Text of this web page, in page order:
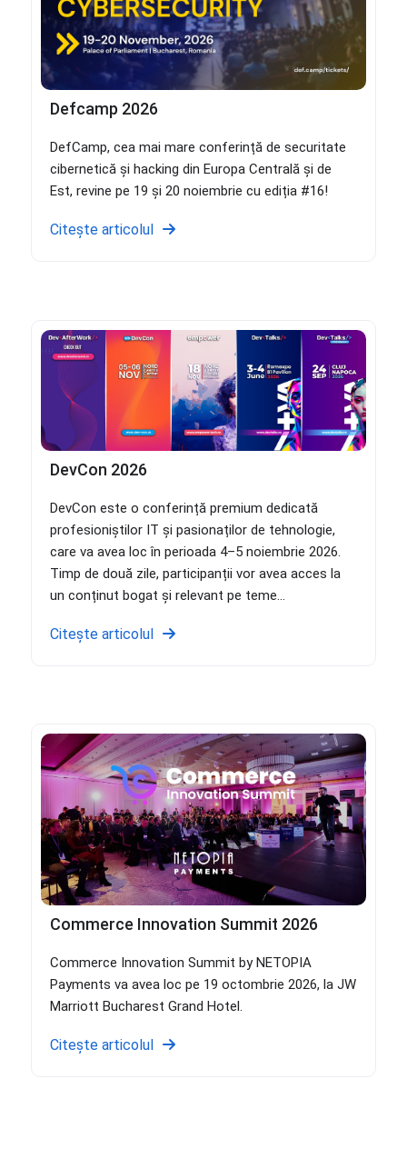
Defcamp 2026
DefCamp, cea mai mare conferință de securitate
cibernetică și hacking din Europa Centrală și de
Est, revine pe 19 și 20 noiembrie cu ediția #16!
Citește articolul
DevCon 2026
DevCon este o conferință premium dedicată
profesioniștilor IT și pasionaților de tehnologie,
care va avea loc în perioada 4–5 noiembrie 2026.
Timp de două zile, participanții vor avea acces la
un conținut bogat și relevant pe teme...
Citește articolul
Commerce Innovation Summit 2026
Commerce Innovation Summit by NETOPIA
Payments va avea loc pe 19 octombrie 2026, la JW
Marriott Bucharest Grand Hotel.
Citește articolul